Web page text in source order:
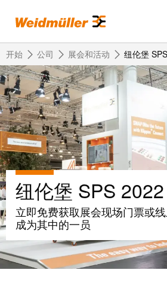
产品
返
回
产
品
联
接
技
术
接
线
解决方案
返
回
解
决
方
案
联
接
技
术
服务
返
回
服
务
定
制
化
产
品
装
公司
返
回
公
司
我
们
的
公
司
公
魏德米勒在中国
返
回
魏
德
米
勒
在
中
国
中
国
开始 公司 展会和活动 纽伦堡
纽伦堡 SPS 2022
立即免费获取展会现场门票或
成为其中的一员